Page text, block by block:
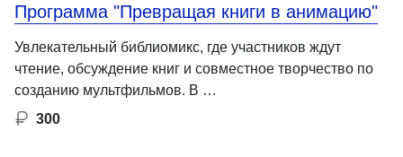
Программа "Превращая книги в анимацию"
Увлекательный библиомикс, где участников ждут
чтение, обсуждение книг и совместное творчество по
созданию мультфильмов. В …
300